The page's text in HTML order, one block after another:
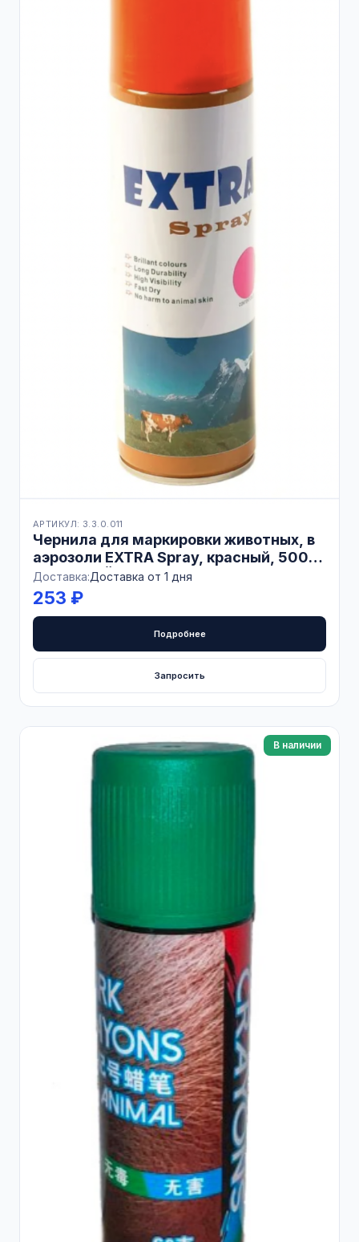
АРТИКУЛ: 3.3.0.011
Чернила для маркировки животных, в
аэрозоли EXTRA Spray, красный, 500
мл, КИТАЙ
Доставка:Доставка от 1 дня
253 ₽
Подробнее
Запросить
В наличии